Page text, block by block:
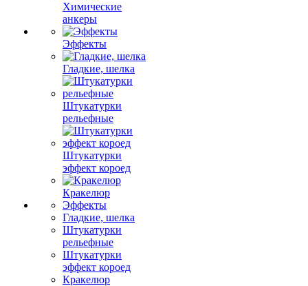
Химические
анкеры
Эффекты
Гладкие, шелка
Штукатурки
рельефные
Штукатурки
эффект короед
Кракелюр
Эффекты
Гладкие, шелка
Штукатурки
рельефные
Штукатурки
эффект короед
Кракелюр